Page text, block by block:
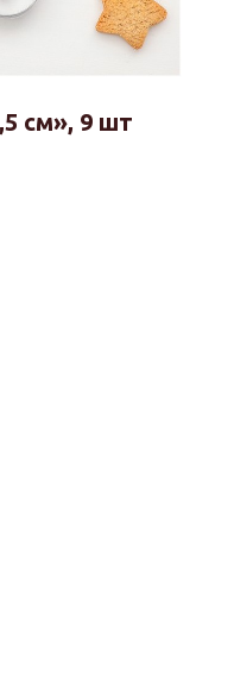
см», 9 шт